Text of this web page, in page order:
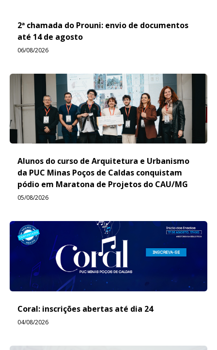
2ª chamada do Prouni: envio de documentos
até 14 de agosto
06/08/2026
Alunos do curso de Arquitetura e Urbanismo
da PUC Minas Poços de Caldas conquistam
pódio em Maratona de Projetos do CAU/MG
05/08/2026
Coral: inscrições abertas até dia 24
04/08/2026